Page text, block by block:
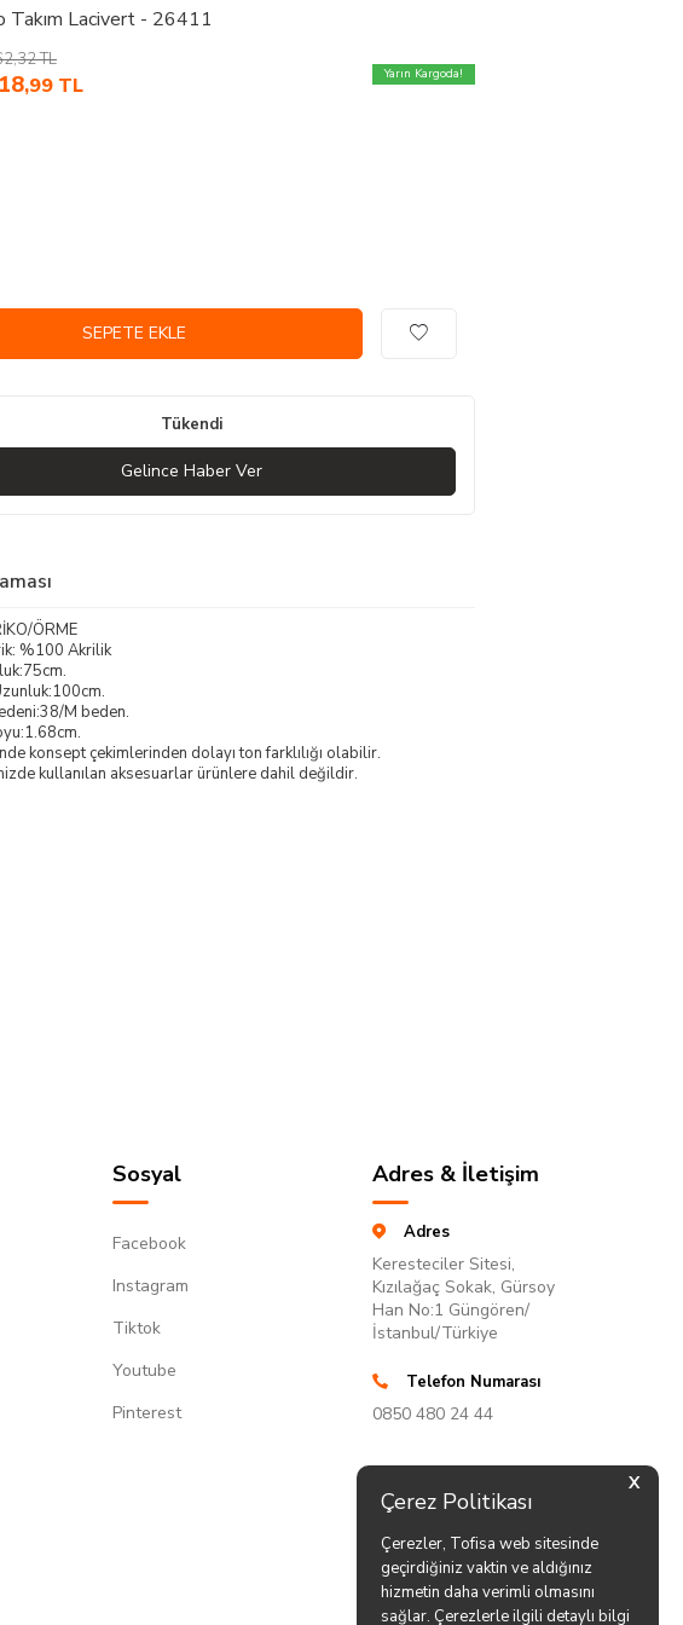
X
Çerez Politikası
Çerezler, Tofisa web sitesinde
geçirdiğiniz vaktin ve aldığınız
hizmetin daha verimli olmasını
sağlar. Çerezlerle ilgili detaylı bilgi
Takım Lacivert - 26411
TL
,99 TL Yarın Kargoda!
SEPETE EKLE
Tükendi
Gelince Haber Ver
ÖRME
%100 Akrilik
M beden.
konsept çekimlerinden dolayı ton farklılığı olabilir.
kullanılan aksesuarlar ürünlere dahil değildir.
Sosyal
Facebook
Instagram
Tiktok
Youtube
Pinterest
Adres & İletişim
Adres
Keresteciler Sitesi,
Kızılağaç Sokak, Gürsoy
Han No:1 Güngören/
İstanbul/Türkiye
Telefon Numarası
0850 480 24 44